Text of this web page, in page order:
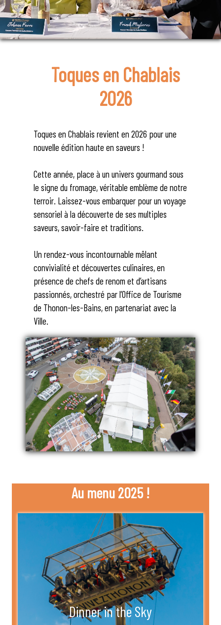
Toques en Chablais
2026
Toques en Chablais revient en 2026 pour une
nouvelle édition haute en saveurs !
Cette année, place à un univers gourmand sous
le signe du fromage, véritable emblème de notre
terroir. Laissez-vous embarquer pour un voyage
sensoriel à la découverte de ses multiples
saveurs, savoir-faire et traditions.
Un rendez-vous incontournable mêlant
convivialité et découvertes culinaires, en
présence de chefs de renom et d’artisans
passionnés, orchestré par l’Office de Tourisme
de Thonon-les-Bains, en partenariat avec la
Ville.
Au menu 2025 !
Dinner in the Sky